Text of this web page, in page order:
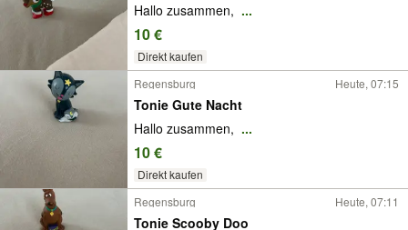
Hallo zusammen, ...
10 €
Direkt kaufen
Regensburg
Heute, 07:15
Tonie Gute Nacht
Hallo zusammen, ...
10 €
Direkt kaufen
Regensburg
Heute, 07:11
Tonie Scooby Doo